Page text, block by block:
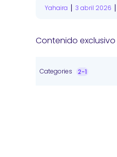
Yahaira | 3 abril 2026 |
Contenido
Categories 2-1